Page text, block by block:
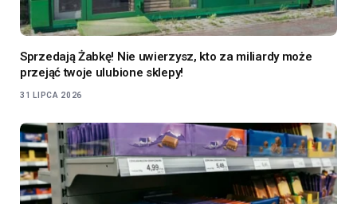
Sprzedają Żabkę! Nie uwierzysz, kto za miliardy może
przejąć twoje ulubione sklepy!
31 LIPCA 2026